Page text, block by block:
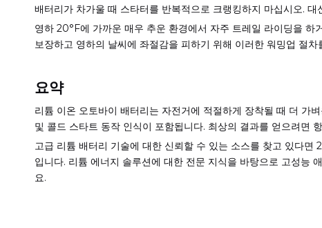
배터리가 차가울 때 스타터를 반복적으로 크랭킹하지 마십시오.
영하 20°F에 가까운 매우 추운 환경에서 자주 트레일 라이딩을
보장하고 영하의 날씨에 좌절감을 피하기 위해 이러한 워밍업 절차
요약
리튬 이온 오토바이 배터리는 자전거에 적절하게 장착될 때 더 가
및 콜드 스타트 ​​동작 인식이 포함됩니다. 최상의 결과를 얻으려면
고급 리튬 배터리 기술에 대한 신뢰할 수 있는 소스를 찾고 있
입니다. 리튬 에너지 솔루션에 대한 전문 지식을 바탕으로 고성능
요.